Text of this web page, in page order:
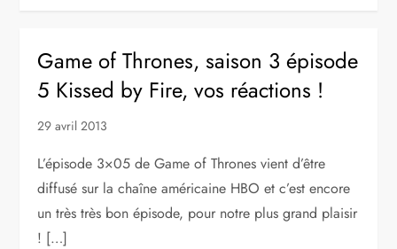
Game of Thrones, saison 3 épisode
5 Kissed by Fire, vos réactions !
29 avril 2013
L’épisode 3×05 de Game of Thrones vient d’être
diffusé sur la chaîne américaine HBO et c’est encore
un très très bon épisode, pour notre plus grand plaisir
! […]